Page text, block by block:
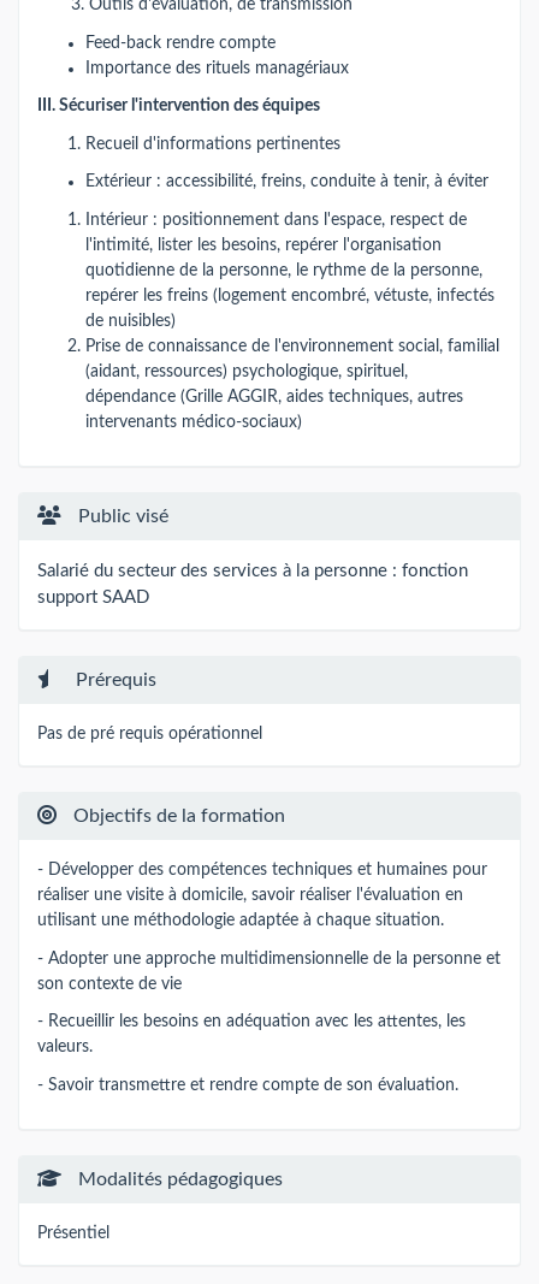
3. Outils d'évaluation, de transmission
Feed-back rendre compte
Importance des rituels managériaux
III. Sécuriser l'intervention des équipes
Recueil d'informations pertinentes
Extérieur : accessibilité, freins, conduite à tenir, à éviter
Intérieur : positionnement dans l'espace, respect de
l'intimité, lister les besoins, repérer l'organisation
quotidienne de la personne, le rythme de la personne,
repérer les freins (logement encombré, vétuste, infectés
de nuisibles)
Prise de connaissance de l'environnement social, familial
(aidant, ressources) psychologique, spirituel,
dépendance (Grille AGGIR, aides techniques, autres
intervenants médico-sociaux)
Public visé
Salarié du secteur des services à la personne : fonction
support SAAD
Prérequis
Pas de pré requis opérationnel
Objectifs de la formation
- Développer des compétences techniques et humaines pour
réaliser une visite à domicile, savoir réaliser l'évaluation en
utilisant une méthodologie adaptée à chaque situation.
- Adopter une approche multidimensionnelle de la personne et
son contexte de vie
- Recueillir les besoins en adéquation avec les attentes, les
valeurs.
- Savoir transmettre et rendre compte de son évaluation.
Modalités pédagogiques
Présentiel